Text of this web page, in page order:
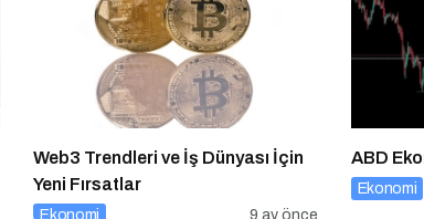
Web3 Trendleri ve İş Dünyası İçin
Yeni Fırsatlar
Ekonomi 9 ay önce
ABD
Ekonomi